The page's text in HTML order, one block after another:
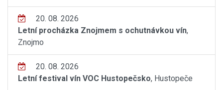
20. 08. 2026
Letní procházka Znojmem s ochutnávkou vín,
Znojmo
20. 08. 2026
Letní festival vín VOC Hustopečsko, Hustopeče